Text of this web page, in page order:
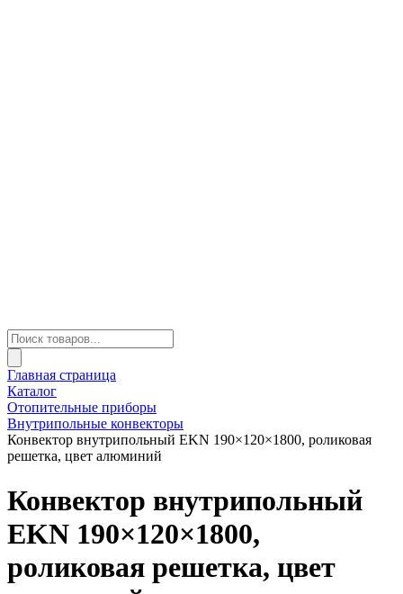
Главная страница
Каталог
Отопительные приборы
Внутрипольные конвекторы
Конвектор внутрипольный EKN 190×120×1800, роликовая
решетка, цвет алюминий
Конвектор внутрипольный
EKN 190×120×1800,
роликовая решетка, цвет